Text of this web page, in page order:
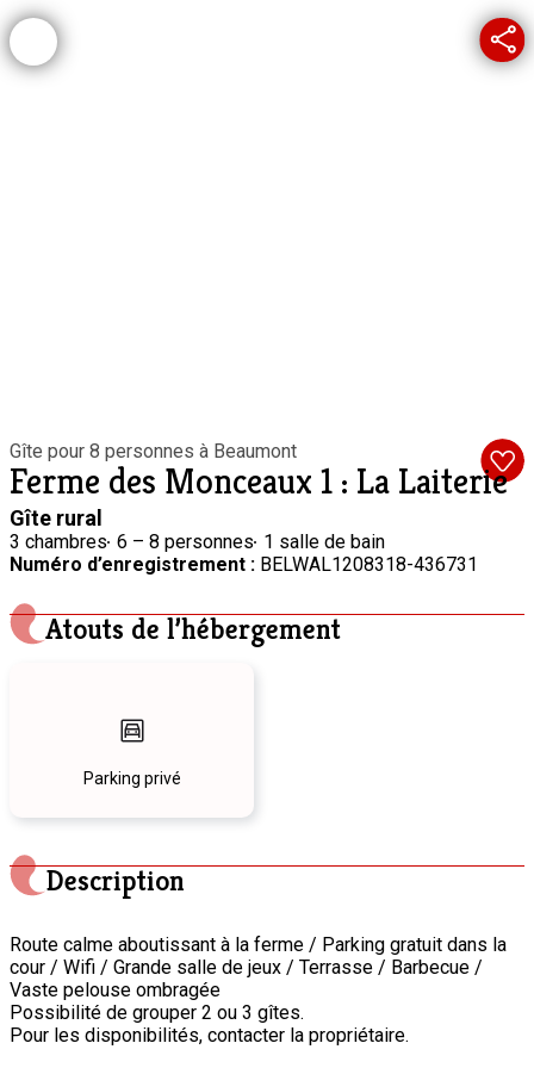
Gîte pour 8 personnes à Beaumont
Ferme des Monceaux 1 : La Laiterie
Gîte rural
3 chambres 6 – 8 personnes 1 salle de bain
Numéro d’enregistrement : BELWAL1208318-436731
Atouts de l’hébergement
Parking privé
Description
Route calme aboutissant à la ferme / Parking gratuit dans la
cour / Wifi / Grande salle de jeux / Terrasse / Barbecue /
Vaste pelouse ombragée
Possibilité de grouper 2 ou 3 gîtes.
Pour les disponibilités, contacter la propriétaire.